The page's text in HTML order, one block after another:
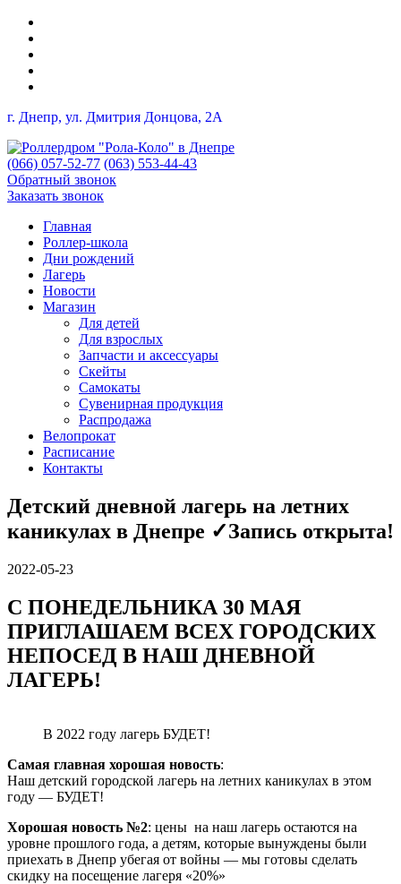
г. Днепр, ул. Дмитрия Донцова, 2A
(066) 057-52-77 (063) 553-44-43
Обратный звонок
Заказать звонок
Главная
Роллер-школа
Дни рождений
Лагерь
Новости
Магазин
Для детей
Для взрослых
Запчасти и аксессуары
Скейты
Самокаты
Сувенирная продукция
Распродажа
Велопрокат
Расписание
Контакты
Детский дневной лагерь на летних
каникулах в Днепре ✓Запись открыта!
2022-05-23
С ПОНЕДЕЛЬНИКА 30 МАЯ
ПРИГЛАШАЕМ ВСЕХ ГОРОДСКИХ
НЕПОСЕД В НАШ ДНЕВНОЙ
ЛАГЕРЬ!
В 2022 году лагерь БУДЕТ!
Самая главная хорошая новость:
Наш детский городской лагерь на летних каникулах в этом
году — БУДЕТ!
Хорошая новость №2: цены на наш лагерь остаются на
уровне прошлого года, а детям, которые вынуждены были
приехать в Днепр убегая от войны — мы готовы сделать
скидку на посещение лагеря «20%»